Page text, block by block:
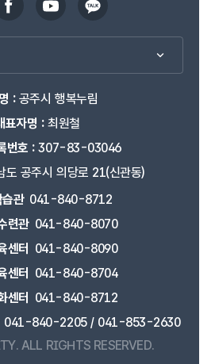
:공주시 행복누림
표자명 :최원철
번호 :307-83-03046
도 공주시 의당로 21(신관동)
관 041-840-8712
련관 041-840-8070
센터
041-840-8090
센터
041-840-8704
센터
041-840-8712
041-840-2205 / 041-853-2630
ALL RIGHTS RESERVED.